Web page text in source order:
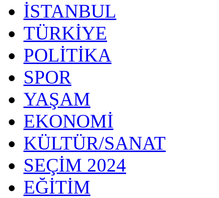
İSTANBUL
TÜRKİYE
POLİTİKA
SPOR
YAŞAM
EKONOMİ
KÜLTÜR/SANAT
SEÇİM 2024
EĞİTİM